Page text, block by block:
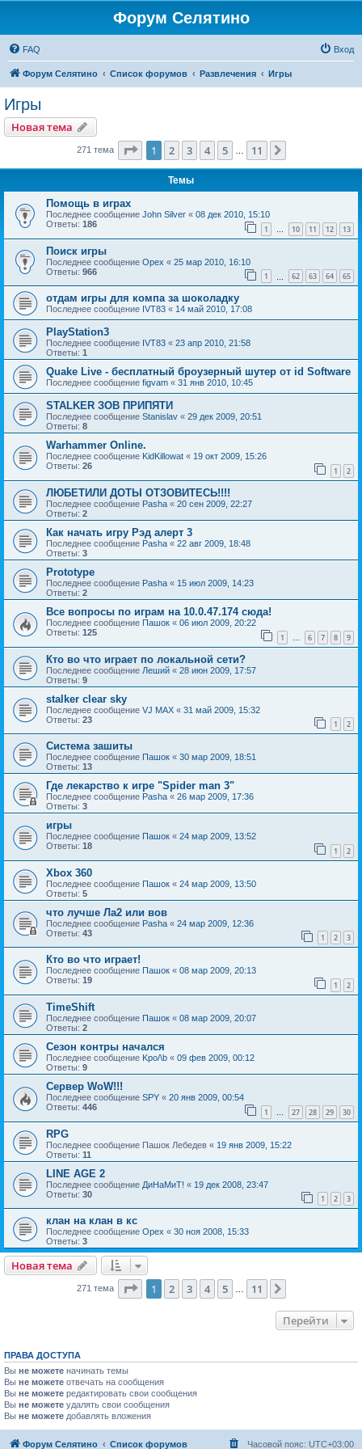
Форум Селятино
FAQ Вход
Форум Селятино Список форумов Развлечения Игры
Игры
Новая тема
271 тема Страница из 11
1 2 3 4 5 11
Темы
Помощь в играх
Последнее сообщение John Silver « 08 дек 2010, 15:10
Ответы: 186 1 … 10 11 12 13
Поиск игры
Последнее сообщение Орех « 25 мар 2010, 16:10
Ответы: 966 1 62 63 64 65
отдам игры для компа за шоколадку
Последнее сообщение IVT83 « 14 май 2010, 17:08
PlayStation3
Последнее сообщение IVT83 « 23 апр 2010, 21:58
Ответы: 1
Quake Live - бесплатный броузерный шутер от id Software
Последнее сообщение figvam « 31 янв 2010, 10:45
STALKER ЗОВ ПРИПЯТИ
Последнее сообщение Stanislav « 29 дек 2009, 20:51
Ответы: 8
Warhammer Online.
Последнее сообщение KidKillowat « 19 окт 2009, 15:26
Ответы: 26 1 2
ЛЮБЕТИЛИ ДОТЫ ОТЗОВИТЕСЬ!!!!
Последнее сообщение Pasha « 20 сен 2009, 22:27
Ответы: 2
Как начать игру Рэд алерт 3
Последнее сообщение Pasha « 22 авг 2009, 18:48
Ответы: 3
Prototype
Последнее сообщение Pasha « 15 июл 2009, 14:23
Ответы: 2
Все вопросы по играм на 10.0.47.174 сюда!
Последнее сообщение Пашок « 06 июл 2009, 20:22
Ответы: 125 1 … 6 7 8 9
Кто во что играет по локальной сети?
Последнее сообщение Леший « 28 июн 2009, 17:57
Ответы: 9
stalker clear sky
Последнее сообщение VJ MAX « 31 май 2009, 15:32
Ответы: 23 1 2
Система зашиты
Последнее сообщение Пашок « 30 мар 2009, 18:51
Ответы: 13
Где лекарство к игре "Spider man 3"
Последнее сообщение Pasha « 26 мар 2009, 17:36
Ответы: 3
игры
Последнее сообщение Пашок « 24 мар 2009, 13:52
Ответы: 18 1 2
Xbox 360
Последнее сообщение Пашок « 24 мар 2009, 13:50
Ответы: 5
что лучше Ла2 или вов
Последнее сообщение Pasha « 24 мар 2009, 12:36
Ответы: 43 1 2 3
Кто во что играет!
Последнее сообщение Пашок « 08 мар 2009, 20:13
Ответы: 19 1 2
TimeShift
Последнее сообщение Пашок « 08 мар 2009, 20:07
Ответы: 2
Сезон контры начался
Последнее сообщение Kpo/\b « 09 фев 2009, 00:12
Ответы: 9
Сервер WoW!!!
Последнее сообщение SPY « 20 янв 2009, 00:54
Ответы: 446 1 … 27 28 29 30
RPG
Последнее сообщение Пашок Лебедев « 19 янв 2009, 15:22
Ответы: 11
LINE AGE 2
Последнее сообщение ДиНаМиТ! « 19 дек 2008, 23:47
Ответы: 30 1 2 3
клан на клан в кс
Последнее сообщение Орех « 30 ноя 2008, 15:33
Ответы: 3
Новая тема
271 тема Страница из 11
1 2 3 4 5 … 11
Перейти
ПРАВА ДОСТУПА
Вы не можете начинать темы
Вы не можете отвечать на сообщения
Вы не можете редактировать свои сообщения
Вы не можете удалять свои сообщения
Вы не можете добавлять вложения
Форум Селятино Список форумов Часовой пояс: UTC+03:00